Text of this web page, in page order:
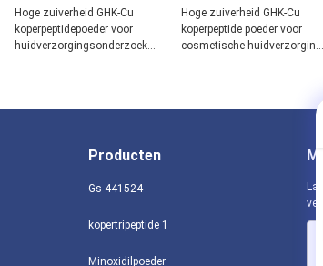
Hoge zuiverheid GHK-Cu
koperpeptidepoeder voor
huidverzorgingsonderzoek
Hoge zuiverheid GHK-Cu
koperpeptide poeder voor
cosmetische huidverzorging
Producten
Gs-441524
kopertripeptide 1
Minoxidilpoeder